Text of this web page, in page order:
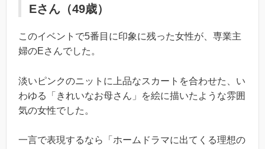
Eさん（49歳）
このイベントで5番目に印象に残った女性が、専業主
婦のEさんでした。
淡いピンクのニットに上品なスカートを合わせた、い
わゆる「きれいなお母さん」を絵に描いたような雰囲
気の女性でした。
一言で表現するなら「ホームドラマに出てくる理想の